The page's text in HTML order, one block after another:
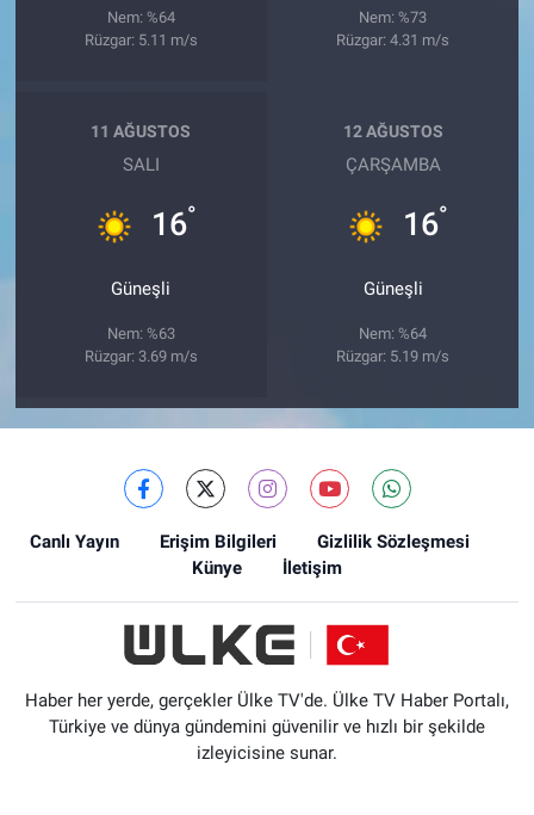
Nem: %64
Rüzgar: 5.11 m/s
Nem: %73
Rüzgar: 4.31 m/s
11 AĞUSTOS
SALI
16°
Güneşli
Nem: %63
Rüzgar: 3.69 m/s
12 AĞUSTOS
ÇARŞAMBA
16°
Güneşli
Nem: %64
Rüzgar: 5.19 m/s
Canlı Yayın Erişim Bilgileri
Gizlilik Sözleşmesi
Künye
İletişim
Haber her yerde, gerçekler Ülke TV'de. Ülke TV Haber Portalı,
Türkiye ve dünya gündemini güvenilir ve hızlı bir şekilde
izleyicisine sunar.